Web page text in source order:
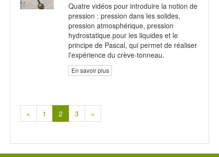
Quatre vidéos pour introduire la notion de
pression : pression dans les solides,
pression atmosphérique, pression
hydrostatique pour les liquides et le
principe de Pascal, qui permet de réaliser
l'expérience du crève-tonneau.
En savoir plus
« 1 2 3 »